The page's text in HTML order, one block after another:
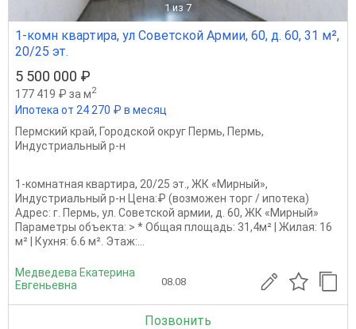
1 из 7
1-комн квартира, ул Советской Армии, 60, д. 60, 31 м²,
20/25 эт.
5 500 000 ₽
177 419 ₽ за м2
Ипотека от 24 270 ₽ в месяц
Пермский край, Городской округ Пермь, Пермь,
Индустриальный р-н
1-комнатная квартира, 20/25 эт., ЖК «Мирный»,
Индустриальный р-н Цена:₽ (возможен торг / ипотека)
Адрес: г. Пермь, ул. Советской армии, д. 60, ЖК «Мирный»
Параметры объекта: > * Общая площадь: 31,4м² | Жилая: 16
м² | Кухня: 6.6 м². Этаж:...
Медведева Екатерина
Евгеньевна
08.08
Позвонить